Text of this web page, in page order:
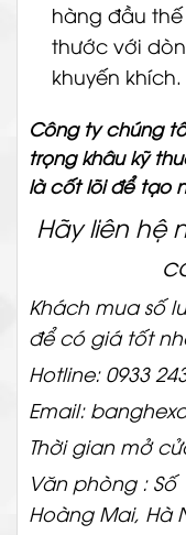
hàng đầu
thước với
khuyến khích.
Công ty chúng
trọng khâu kỹ
là cốt lõi để tạo
Hãy liên hệ
Khách mua số
để có giá tốt
Hotline: 0933
Email:
Thời gian mở
Văn phòng : Số
Hoàng Mai, Hà